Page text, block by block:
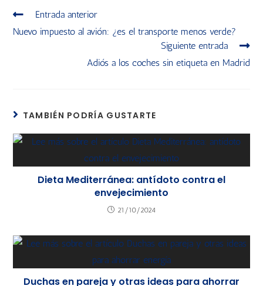
Entrada anterior
Nuevo impuesto al avión: ¿es el transporte menos verde?
Siguiente entrada
Adiós a los coches sin etiqueta en Madrid
TAMBIÉN PODRÍA GUSTARTE
Dieta Mediterránea: antídoto contra el
envejecimiento
21/10/2024
Duchas en pareja y otras ideas para ahorrar